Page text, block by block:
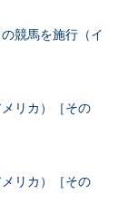
競馬を施行（イ
リカ）［その
リカ）［その